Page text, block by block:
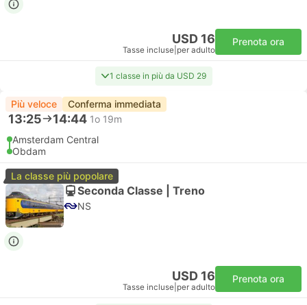
USD 16
Tasse incluse per adulto
Prenota ora
1 classe in più da USD 29
Più veloce Conferma immediata
13:25 14:44 1o 19m
Amsterdam Central
Obdam
La classe più popolare
Seconda Classe | Treno
NS
USD 16
Tasse incluse per adulto
Prenota ora